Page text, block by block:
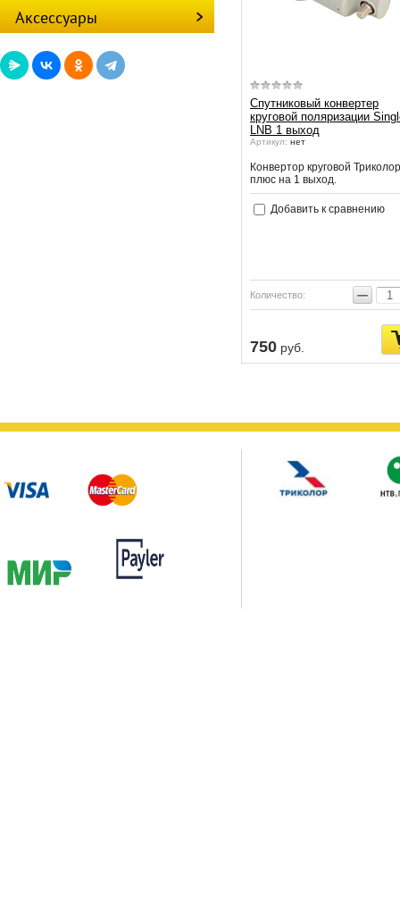
Спутниковый конвертер
круговой поляризации
LNB 1 выход
Артикул: нет
Конвертор круговой
плюс на 1 выход.
Добавить к сравнению
Количество: −
750 руб.
Аксессуары